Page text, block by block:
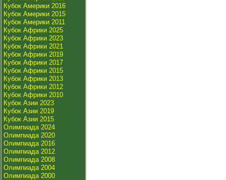
Кубок Америки 2016
Кубок Америки 2015
Кубок Америки 2011
Кубок Африки 2025
Кубок Африки 2023
Кубок Африки 2021
Кубок Африки 2019
Кубок Африки 2017
Кубок Африки 2015
Кубок Африки 2013
Кубок Африки 2012
Кубок Африки 2010
Кубок Азии 2023
Кубок Азии 2019
Кубок Азии 2015
Олимпиада 2024
Олимпиада 2020
Олимпиада 2016
Олимпиада 2012
Олимпиада 2008
Олимпиада 2004
Олимпиада 2000